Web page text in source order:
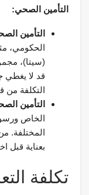
التأمين الصحي:
التأمين
الحكومي،
(سيتا)،
قد لا يغطي
التكلفة من
التأمين
الخاص
المختلفة.
بعناية قبل
تكلفة